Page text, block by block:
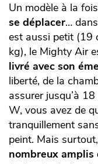
Un modèle à la fois
se déplacer…
est aussi petit (19
kg), le Mighty Air
livré avec son
liberté, de la
assurer jusqu’à
W, vous avez de
tranquillement
peint. Mais
nombreux amplis